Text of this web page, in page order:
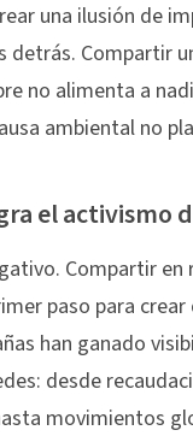
una ilusión de
detrás. Compartir
no alimenta a
ambiental no
el activismo
Compartir en
paso para crear
han ganado
desde
movimientos